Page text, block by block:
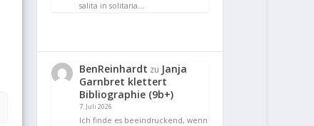
salita in solitaria…
BenReinhardt zu Janja
Garnbret klettert
Bibliographie (9b+)
7. Juli 2026
Ich finde es beeindruckend, wenn